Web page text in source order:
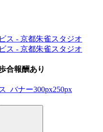
合報酬あり